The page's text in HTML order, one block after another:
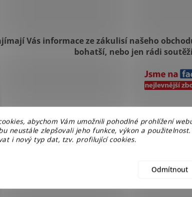
abychom Vám umožnili pohodlné prohlížení
neustále zlepšovali jeho funkce, výkon a
i nový typ dat, tzv. profilující cookies.
Odmítnout
Vás informace ze zákulisí našeho
bohatší, nebo jen rádi